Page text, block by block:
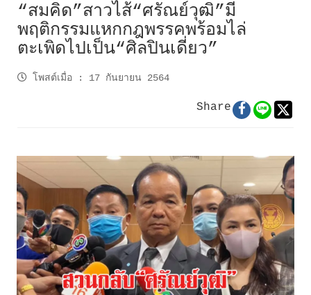
“สมคิด”สาวไส้“ศรัณย์วุฒิ”มี
พฤติกรรมแหกกฎพรรคพร้อมไล่
ตะเพิดไปเป็น“ศิลปินเดี่ยว”
โพสต์เมื่อ : 17 กันยายน 2564
Share